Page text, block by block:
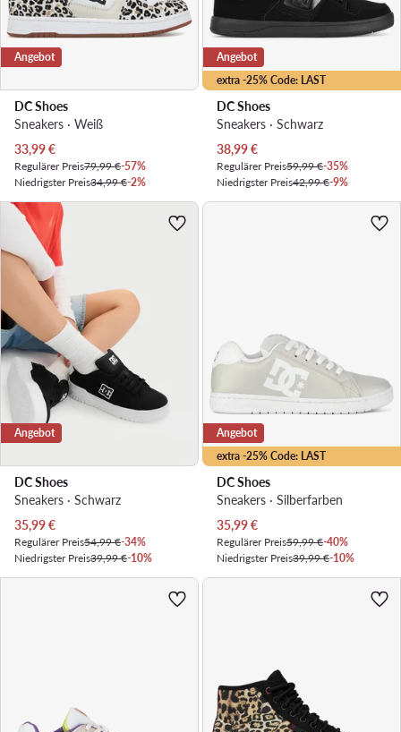
Angebot
DC Shoes
Sneakers · Weiß
Aktueller Preis
33,99€
Regulärer Preis79,99 €-57%
Niedrigster Preis34,99 €-2%
extra -25% Code: LAST
Angebot
DC Shoes
Sneakers · Schwarz
Aktueller Preis
38,99€
Regulärer Preis59,99 €-35%
Niedrigster Preis42,99 €-9%
Angebot
DC Shoes
Sneakers · Schwarz
Aktueller Preis
35,99€
Regulärer Preis54,99 €-34%
Niedrigster Preis39,99 €-10%
extra -25% Code: LAST
Angebot
DC Shoes
Sneakers · Silberfarben
Aktueller Preis
35,99€
Regulärer Preis59,99 €-40%
Niedrigster Preis39,99 €-10%